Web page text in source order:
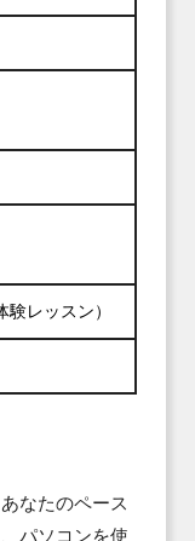
レッスン）
なたのペース
パソコンを使